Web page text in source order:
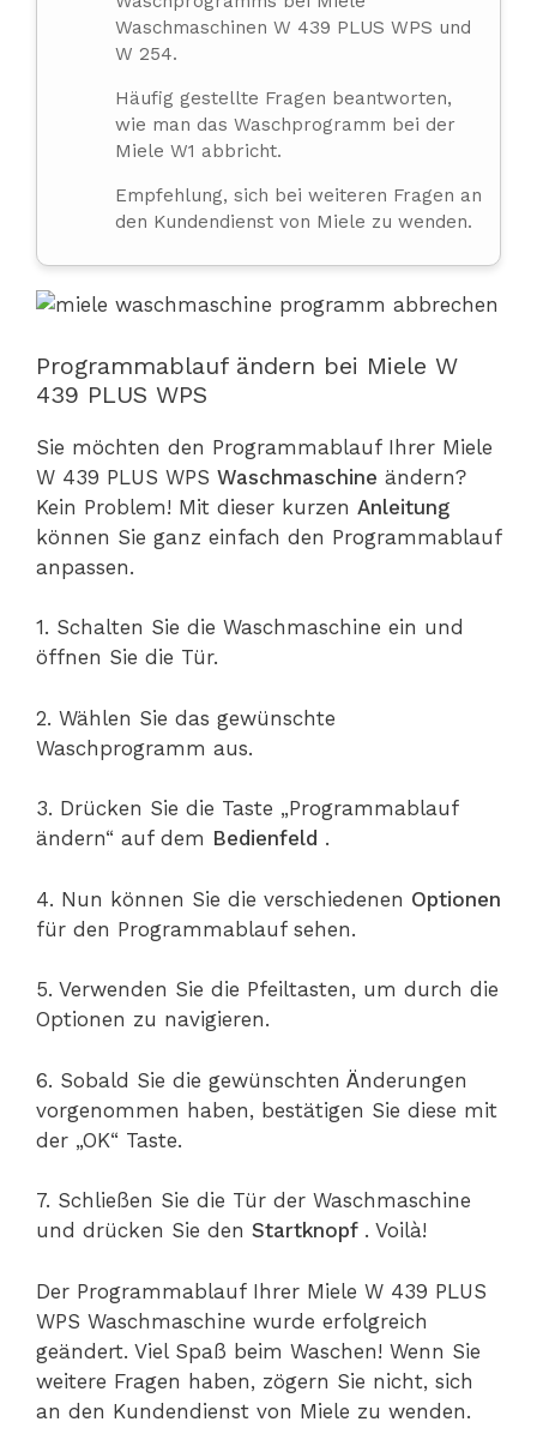
Waschmaschinen W 439 PLUS WPS und
W 254.
Häufig gestellte Fragen beantworten,
wie man das Waschprogramm bei der
Miele W1 abbricht.
Empfehlung, sich bei weiteren Fragen an
den Kundendienst von Miele zu wenden.
Programmablauf ändern bei Miele W
439 PLUS WPS
Sie möchten den Programmablauf Ihrer Miele
W 439 PLUS WPS Waschmaschine ändern?
Kein Problem! Mit dieser kurzen Anleitung
können Sie ganz einfach den Programmablauf
anpassen.
1. Schalten Sie die Waschmaschine ein und
öffnen Sie die Tür.
2. Wählen Sie das gewünschte
Waschprogramm aus.
3. Drücken Sie die Taste „Programmablauf
ändern“ auf dem Bedienfeld .
4. Nun können Sie die verschiedenen Optionen
für den Programmablauf sehen.
5. Verwenden Sie die Pfeiltasten, um durch die
Optionen zu navigieren.
6. Sobald Sie die gewünschten Änderungen
vorgenommen haben, bestätigen Sie diese mit
der „OK“ Taste.
7. Schließen Sie die Tür der Waschmaschine
und drücken Sie den Startknopf . Voilà!
Der Programmablauf Ihrer Miele W 439 PLUS
WPS Waschmaschine wurde erfolgreich
geändert. Viel Spaß beim Waschen! Wenn Sie
weitere Fragen haben, zögern Sie nicht, sich
an den Kundendienst von Miele zu wenden.